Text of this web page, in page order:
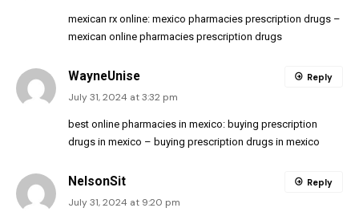
mexican rx online: mexico pharmacies prescription drugs –
mexican online pharmacies prescription drugs
WayneUnise
July 31, 2024 at 3:32 pm
best online pharmacies in mexico: buying prescription
drugs in mexico – buying prescription drugs in mexico
Reply
NelsonSit
July 31, 2024 at 9:20 pm
Reply